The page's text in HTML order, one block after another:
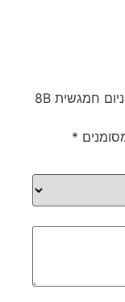
Be the first to review “תבנית אלומיניום חמגשית 8B
*